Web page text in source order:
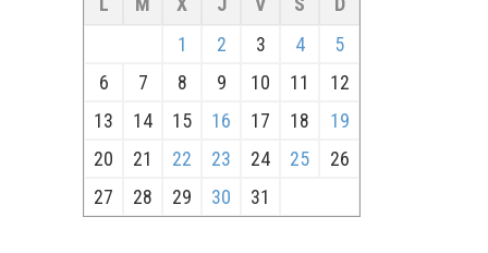
1
2 3 4
5
6
7 8 9 10 11
12
13
14 15 16 17 18
19
20
21 22 23 24 25
26
27
28 29 30 31